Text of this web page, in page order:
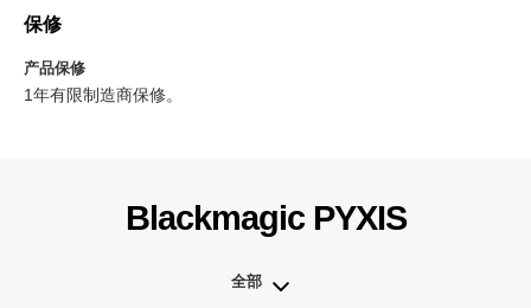
保修
产品保修
1年有限制造商保修。
Blackmagic PYXIS
全部